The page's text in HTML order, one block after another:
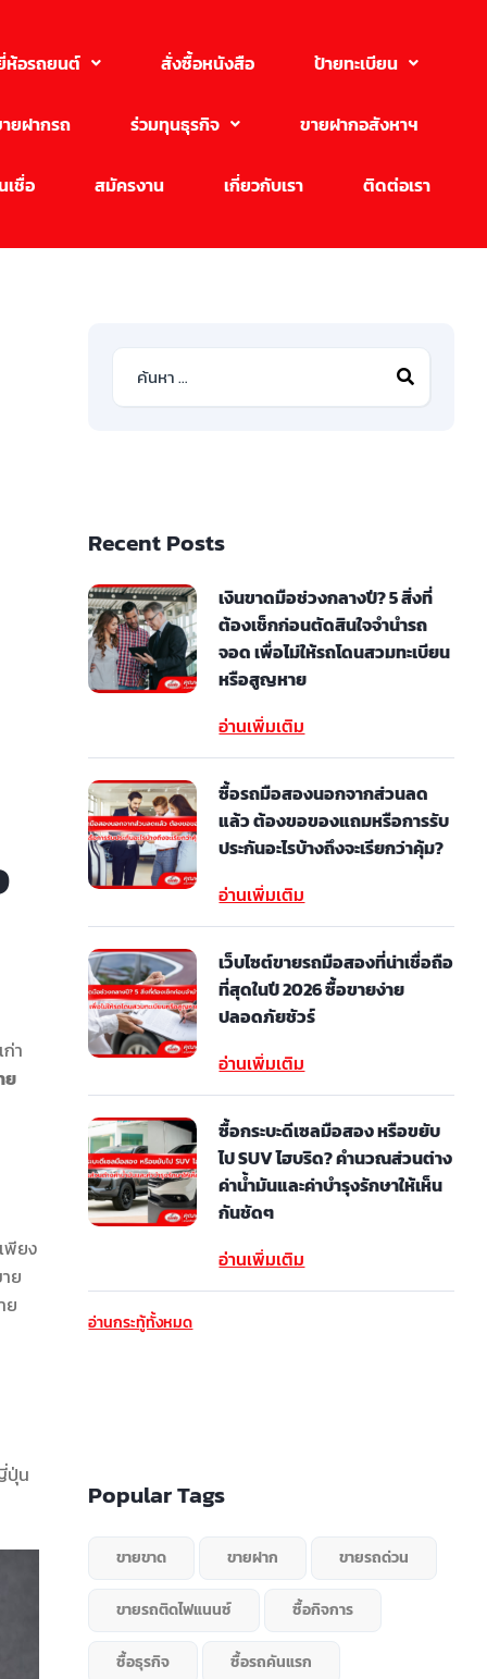
ห้อรถยนต์ สั่งซื้อหนังสือ ป้ายทะเบียน
ยฝากรถ ร่วมทุนธุรกิจ ขายฝากอสังหาฯ
ชื่อ สมัครงาน เกี่ยวกับเรา ติดต่อเรา
า
ย
พียง
ย
ย
ปุ่น
Recent Posts
เงินขาดมือช่วงกลางปี? 5 สิ่งที่
ต้องเช็กก่อนตัดสินใจจำนำรถ
จอด เพื่อไม่ให้รถโดนสวมทะเบียน
หรือสูญหาย
อ่านเพิ่มเติม
ซื้อรถมือสองนอกจากส่วนลด
แล้ว ต้องขอของแถมหรือการรับ
ประกันอะไรบ้างถึงจะเรียกว่าคุ้ม?
อ่านเพิ่มเติม
เว็บไซต์ขายรถมือสองที่น่าเชื่อถือ
ที่สุดในปี 2026 ซื้อขายง่าย
ปลอดภัยชัวร์
อ่านเพิ่มเติม
ซื้อกระบะดีเซลมือสอง หรือขยับ
ไป SUV ไฮบริด? คำนวณส่วนต่าง
ค่าน้ำมันและค่าบำรุงรักษาให้เห็น
กันชัดๆ
อ่านเพิ่มเติม
อ่านกระทู้ทั้งหมด
Popular Tags
ขายขาด ขายฝาก ขายรถด่วน
ขายรถติดไฟแนนซ์ ซื้อกิจการ
ซื้อธุรกิจ ซื้อรถคันแรก